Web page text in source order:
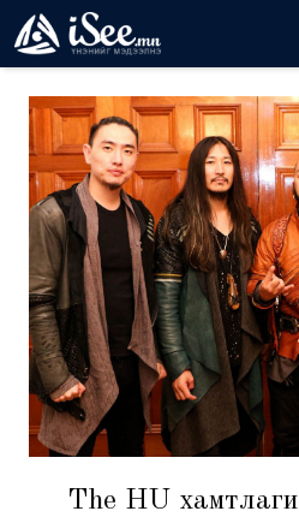
The HU